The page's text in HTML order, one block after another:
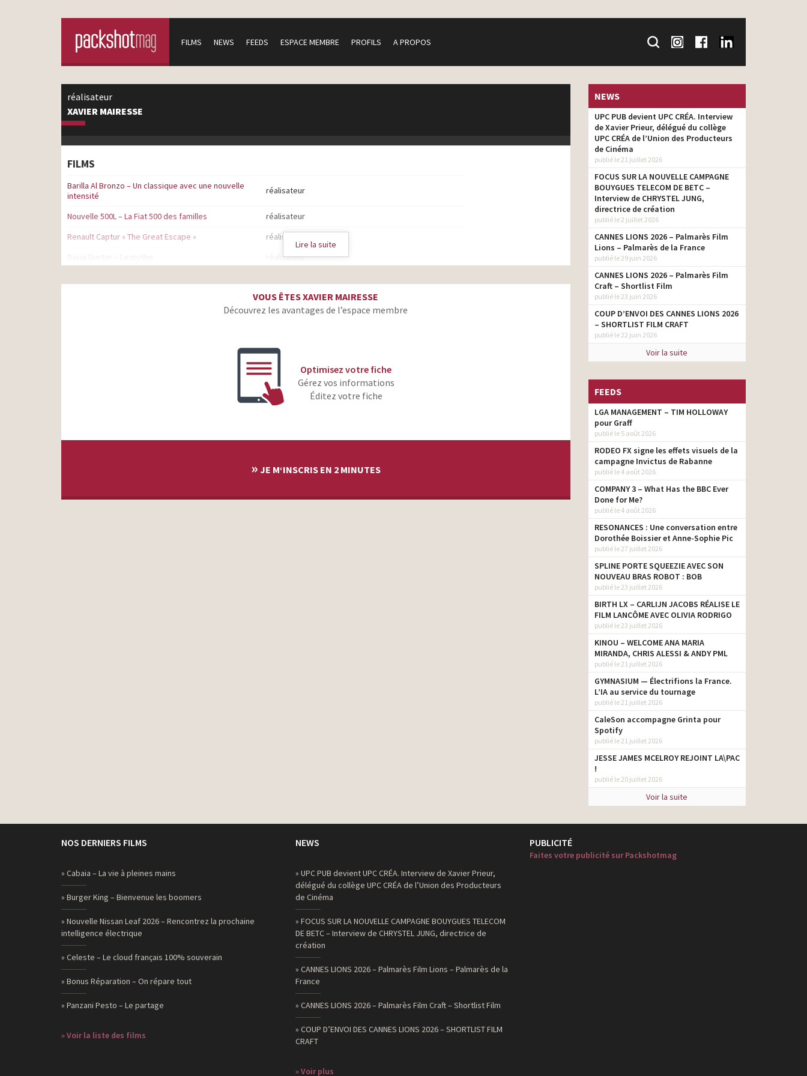
FILMS NEWS FEEDS ESPACE MEMBRE PROFILS A PROPOS
réalisateur
XAVIER MAIRESSE
FILMS
Barilla Al Bronzo – Un classique avec une nouvelle
intensité
réalisateur
Nouvelle 500L – La Fiat 500 des familles
réalisateur
Renault Captur « The Great Escape »
réalisateur
Dacia Duster – Le mythe
réalisateur
réalisateur
réalisateur
réalisateur
Lire la suite
VOUS ÊTES XAVIER MAIRESSE
Découvrez les avantages de l’espace membre
Optimisez votre fiche
Gérez vos informations
Éditez votre fiche
» JE M‘INSCRIS EN 2 MINUTES
NEWS
UPC PUB devient UPC CRÉA. Interview
de Xavier Prieur, délégué du collège
UPC CRÉA de l’Union des Producteurs
de Cinéma
publié le 21 juillet 2026
FOCUS SUR LA NOUVELLE CAMPAGNE
BOUYGUES TELECOM DE BETC –
Interview de CHRYSTEL JUNG,
directrice de création
publié le 2 juillet 2026
CANNES LIONS 2026 – Palmarès Film
Lions – Palmarès de la France
publié le 29 juin 2026
CANNES LIONS 2026 – Palmarès Film
Craft – Shortlist Film
publié le 23 juin 2026
COUP D’ENVOI DES CANNES LIONS 2026
– SHORTLIST FILM CRAFT
publié le 22 juin 2026
Voir la suite
FEEDS
LGA MANAGEMENT – TIM HOLLOWAY
pour Graff
publié le 5 août 2026
RODEO FX signe les effets visuels de la
campagne Invictus de Rabanne
publié le 4 août 2026
COMPANY 3 – What Has the BBC Ever
Done for Me?
publié le 4 août 2026
RESONANCES : Une conversation entre
Dorothée Boissier et Anne-Sophie Pic
publié le 27 juillet 2026
SPLINE PORTE SQUEEZIE AVEC SON
NOUVEAU BRAS ROBOT : BOB
publié le 23 juillet 2026
BIRTH LX – CARLIJN JACOBS RÉALISE LE
FILM LANCÔME AVEC OLIVIA RODRIGO
publié le 23 juillet 2026
KINOU – WELCOME ANA MARIA
MIRANDA, CHRIS ALESSI & ANDY PML
publié le 21 juillet 2026
GYMNASIUM — Électrifions la France.
L’IA au service du tournage
publié le 21 juillet 2026
CaleSon accompagne Grinta pour
Spotify
publié le 21 juillet 2026
JESSE JAMES MCELROY REJOINT LA\PAC
!
publié le 20 juillet 2026
Voir la suite
NOS DERNIERS FILMS
» Cabaia – La vie à pleines mains
» Burger King – Bienvenue les boomers
» Nouvelle Nissan Leaf 2026 – Rencontrez la prochaine
intelligence électrique
» Celeste – Le cloud français 100% souverain
» Bonus Réparation – On répare tout
» Panzani Pesto – Le partage
» Voir la liste des films
NEWS
» UPC PUB devient UPC CRÉA. Interview de Xavier Prieur,
délégué du collège UPC CRÉA de l’Union des Producteurs
de Cinéma
» FOCUS SUR LA NOUVELLE CAMPAGNE BOUYGUES TELECOM
DE BETC – Interview de CHRYSTEL JUNG, directrice de
création
» CANNES LIONS 2026 – Palmarès Film Lions – Palmarès de la
France
» CANNES LIONS 2026 – Palmarès Film Craft – Shortlist Film
» COUP D’ENVOI DES CANNES LIONS 2026 – SHORTLIST FILM
CRAFT
» Voir plus
PUBLICITÉ
Faites votre publicité sur Packshotmag